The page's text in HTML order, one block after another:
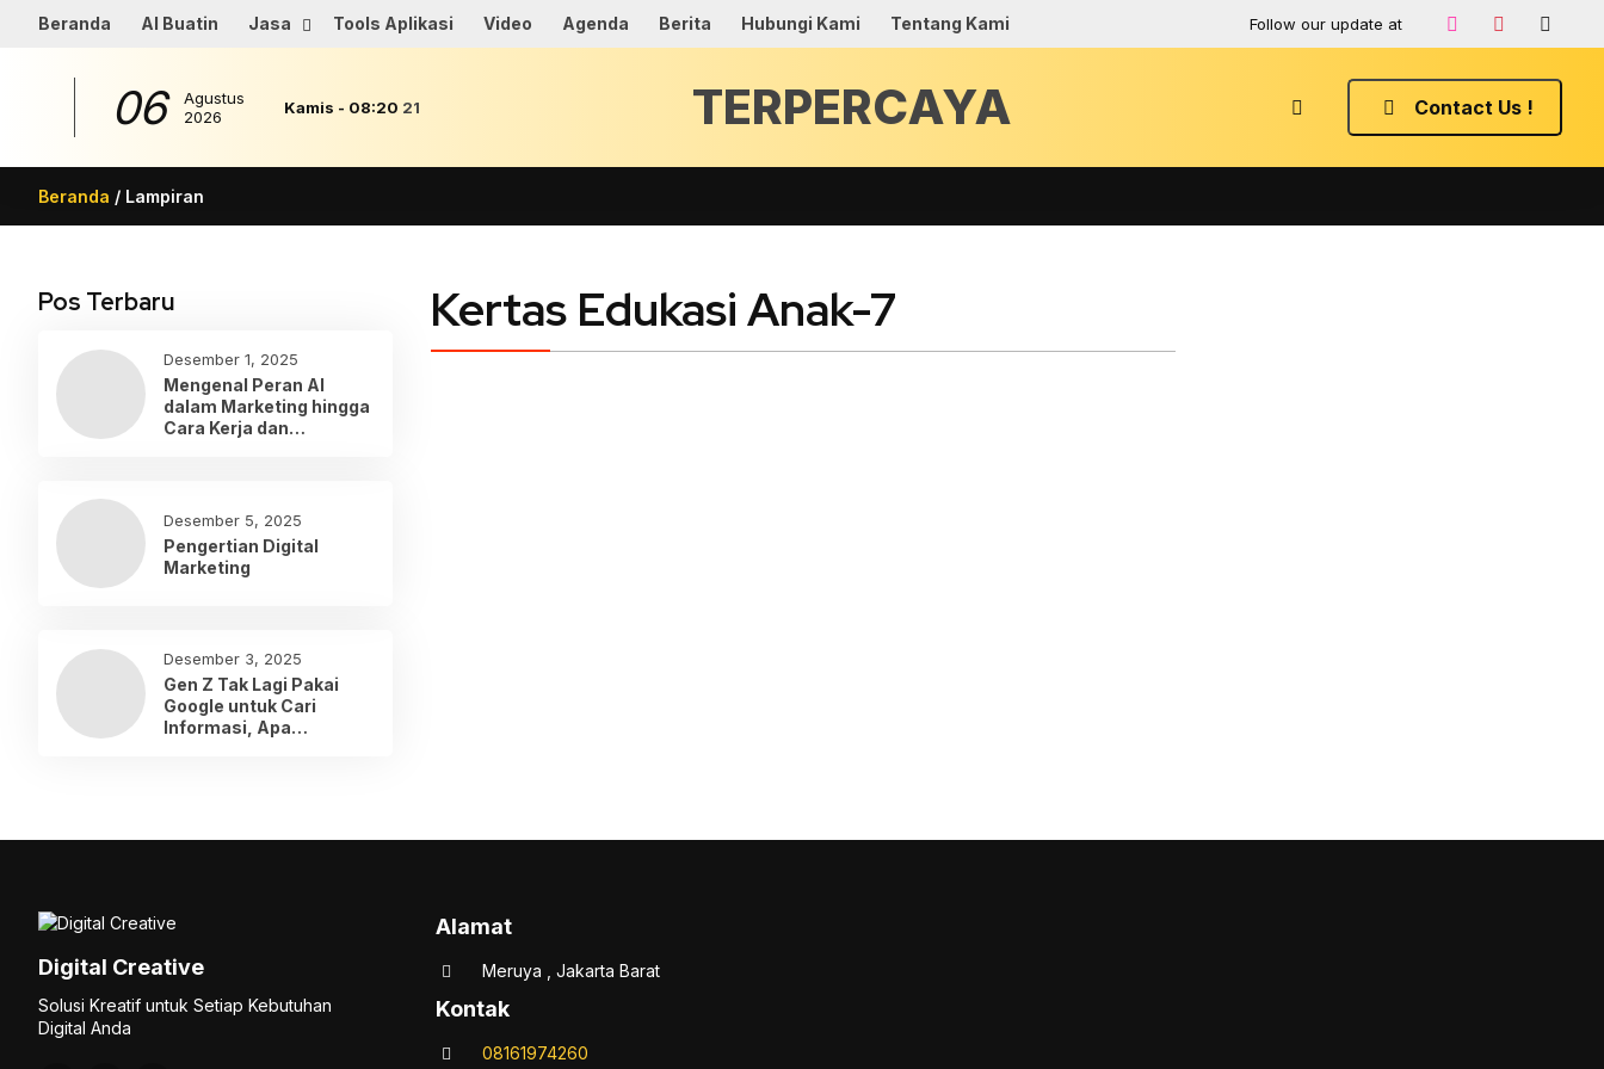
Beranda AI Buatin Jasa Tools Aplikasi Video Agenda Berita Hubungi Kami Tentang Kami Follow our update at
06
Agustus
2026
Kamis - 08:20 21 TER Contact Us !
Beranda / Lampiran
Kertas Edukasi Anak-7
Pos Terbaru
Desember 1, 2025
Mengenal Peran AI
dalam Marketing hingga
Cara Kerja dan
Desember 5, 2025
Pengertian Digital
Marketing
Desember 3, 2025
Gen Z Tak Lagi Pakai
Google untuk Cari
Informasi, Apa
Digital Creative
Solusi Kreatif untuk Setiap Kebutuhan
Digital Anda
Alamat
Meruya , Jakarta Barat
Kontak
08161974260